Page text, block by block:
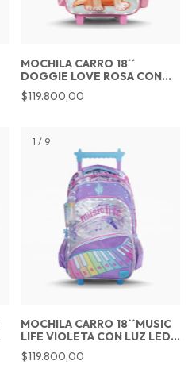
MOCHILA CARRO 18´´
DOGGIE LOVE ROSA CON
LUZ LED
$119.800,00
1 / 9
MOCHILA CARRO 18´´MUSIC
LIFE VIOLETA CON LUZ LED
Y NOTAS MUSICALES
$119.800,00